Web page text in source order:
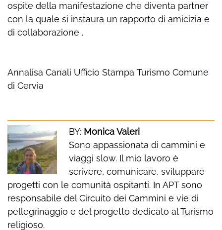
ospite della manifestazione che diventa partner
con la quale si instaura un rapporto di amicizia e
di collaborazione .
Annalisa Canali Ufficio Stampa Turismo Comune
di Cervia
BY: Monica Valeri
Sono appassionata di cammini e
viaggi slow. Il mio lavoro è
scrivere, comunicare, sviluppare
progetti con le comunità ospitanti. In APT sono
responsabile del Circuito dei Cammini e vie di
pellegrinaggio e del progetto dedicato al Turismo
religioso.